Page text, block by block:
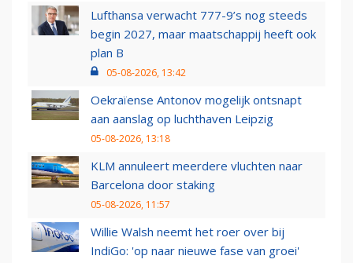
Lufthansa verwacht 777-9’s nog steeds
begin 2027, maar maatschappij heeft ook
plan B
05-08-2026, 13:42
Oekraïense Antonov mogelijk ontsnapt
aan aanslag op luchthaven Leipzig
05-08-2026, 13:18
KLM annuleert meerdere vluchten naar
Barcelona door staking
05-08-2026, 11:57
Willie Walsh neemt het roer over bij
IndiGo: 'op naar nieuwe fase van groei'